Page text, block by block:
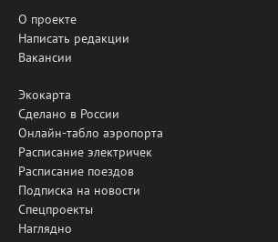
О проекте
Написать редакции
Вакансии
Экокарта
Сделано в России
Онлайн-табло аэропорта
Расписание электричек
Расписание поездов
Подписка на новости
Спецпроекты
Наглядно